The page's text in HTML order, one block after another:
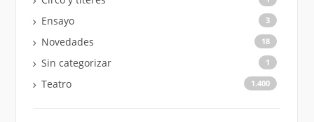
Ensayo 3
Novedades 18
Sin categorizar 1
Teatro 1.400